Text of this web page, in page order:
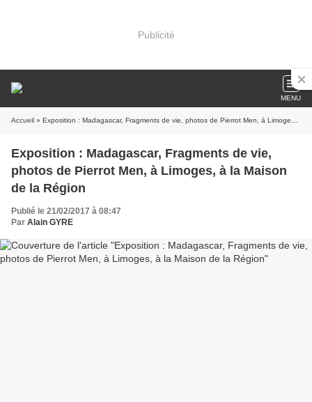
Publicité
MENU
Accueil » Exposition : Madagascar, Fragments de vie, photos de Pierrot Men, à Limoges, à la Maison de la Région
Exposition : Madagascar, Fragments de vie,
photos de Pierrot Men, à Limoges, à la Maison
de la Région
Publié le 21/02/2017 à 08:47
Par Alain GYRE